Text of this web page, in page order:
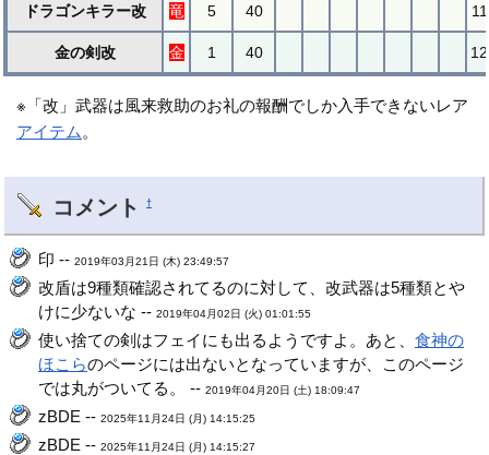
ドラゴンキラー改 竜 5 40
金の剣改 金 1 40
※「改」武器は風来救助のお礼の報酬でしか入手できないレア
アイテム 。
コメント †
印 --2019年03月21日 (木) 23:49:57
改盾は9種類確認されてるのに対して、改武器は5種類とや
けに少ないな --2019年04月02日 (火) 01:01:55
使い捨ての剣はフェイにも出るようですよ。あと、食神の
ほこらのページには出ないとなっていますが、このページ
では丸がついてる。 --2019年04月20日 (土) 18:09:47
zBDE --2025年11月24日 (月) 14:15:25
zBDE --2025年11月24日 (月) 14:15:27